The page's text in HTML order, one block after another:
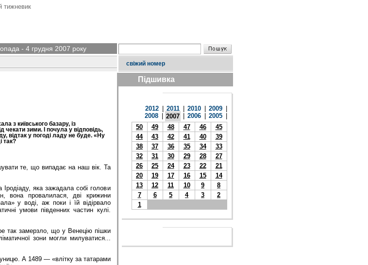
тижневик
- 4 грудня 2007 року
свіжий номер
з київського базару, із
чекати зими. І почула у відповідь,
відтак у погоді ладу не буде. «Ну
так?
те, що випадає на наш вік. Та
яка зажадала собі голови
вона провалилася, дві крижини
у воді, аж поки і їй відірвало
умови південних частин кулі.
так замерзло, що у Венецію пішки
зони могли милуватися...
А 1489 — «влітку за татарами
Підшивка
2012 2011 2010 2009
2008
2007 2006 2005
50
49 48 47 46
45
44
43 42 41 40
39
38
37 36 35 34
33
32
31 30 29 28
27
26
25 24 23 22
21
20
19 17 16 15
14
13
12 11 10 9
8
7
6 5 4 3
2
1